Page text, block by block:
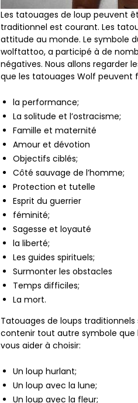
Les tatouages ​​de loup peuvent
traditionnel est courant. Les
attitude au monde. Le symbole
wolftattoo, a participé à de
négatives. Nous allons regarder
que les tatouages ​​Wolf peuvent
la performance;
La solitude et l’ostracisme;
Famille et maternité
Amour et dévotion
Objectifs ciblés;
Côté sauvage de l’homme;
Protection et tutelle
Esprit du guerrier
féminité;
Sagesse et loyauté
la liberté;
Les guides spirituels;
Surmonter les obstacles
Temps difficiles;
La mort.
Tatouages ​​de loups
contenir tout autre symbole que
vous aider à choisir:
Un loup hurlant;
Un loup avec la lune;
Un loup avec la fleur;